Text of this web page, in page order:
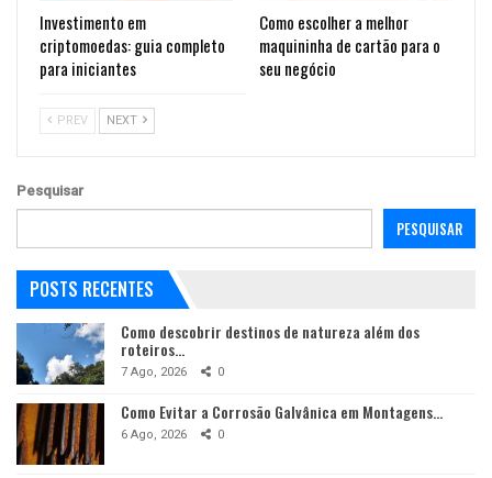
Investimento em
criptomoedas: guia completo
para iniciantes
Como escolher a melhor
maquininha de cartão para o
seu negócio
PREV NEXT
Pesquisar
PESQUISAR
POSTS RECENTES
Como descobrir destinos de natureza além dos
roteiros…
7 Ago, 2026 0
Como Evitar a Corrosão Galvânica em Montagens…
6 Ago, 2026 0